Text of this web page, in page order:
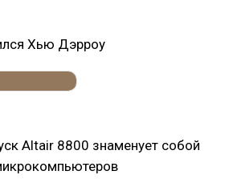
Хью Дэрроу
Altair 8800 знаменует собой